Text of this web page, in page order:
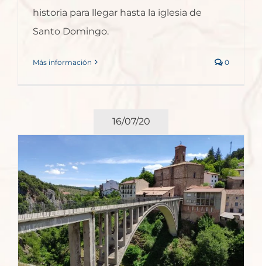
historia para llegar hasta la iglesia de
Santo Domingo.
Más información 0
16/07/20